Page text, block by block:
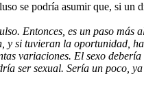
se podría asumir que, si un
Entonces, es un paso más
y si tuvieran la oportunidad,
variaciones. El sexo
ser sexual. Sería un poco,